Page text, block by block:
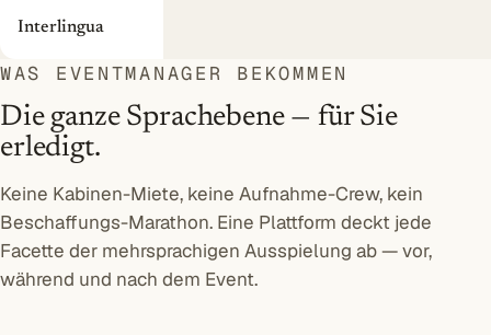
Interlingua
WAS EVENTMANAGER BEKOMMEN
Die ganze Sprachebene — für Sie
erledigt.
Keine Kabinen-Miete, keine Aufnahme-Crew, kein
Beschaffungs-Marathon. Eine Plattform deckt jede
Facette der mehrsprachigen Ausspielung ab — vor,
während und nach dem Event.